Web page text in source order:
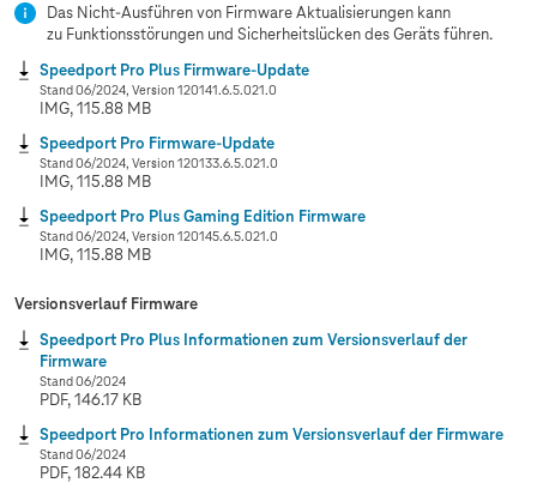
Das Nicht-Ausführen von Firmware Aktualisierungen kann
zu Funktionsstörungen und Sicherheitslücken des Geräts führen.
Speedport Pro Plus Firmware-Update
Stand 06/2024, Version 120141.6.5.021.0
IMG, 115.88 MB
Speedport Pro Firmware-Update
Stand 06/2024, Version 120133.6.5.021.0
IMG, 115.88 MB
Speedport Pro Plus Gaming Edition Firmware
Stand 06/2024, Version 120145.6.5.021.0
IMG, 115.88 MB
Versionsverlauf Firmware
Speedport Pro Plus Informationen zum Versionsverlauf der
Firmware
Stand 06/2024
PDF, 146.17 KB
Speedport Pro Informationen zum Versionsverlauf der Firmware
Stand 06/2024
PDF, 182.44 KB